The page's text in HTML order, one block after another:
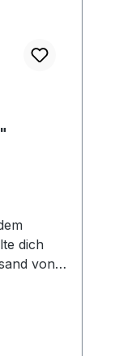
dich
von